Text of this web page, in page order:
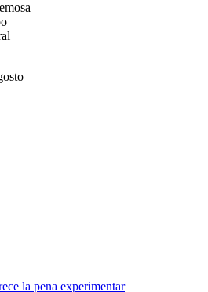
la pena experimentar